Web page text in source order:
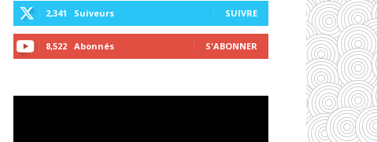
2,341 Suiveurs SUIVRE
8,522 Abonnés S'ABONNER